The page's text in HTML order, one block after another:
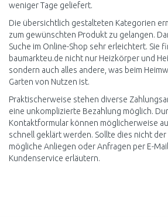
weniger Tage geliefert.
Die übersichtlich gestalteten Kategorien
zum gewünschten Produkt zu gelangen.
Suche im Online-Shop sehr erleichtert. Sie
baumarkteu.de nicht nur Heizkörper und
sondern auch alles andere, was beim
Garten von Nutzen ist.
Praktischerweise stehen diverse
eine unkomplizierte Bezahlung möglich.
Kontaktformular können möglicherweise
schnell geklärt werden. Sollte dies nicht der
mögliche Anliegen oder Anfragen per E-
Kundenservice erläutern.